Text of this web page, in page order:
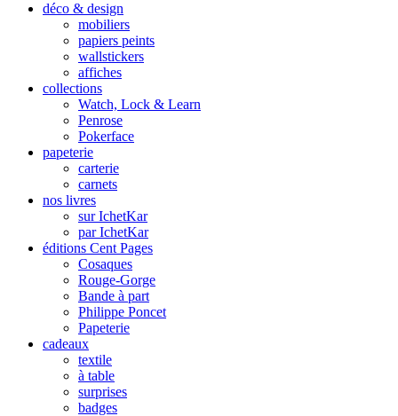
déco & design
mobiliers
papiers peints
wallstickers
affiches
collections
Watch, Lock & Learn
Penrose
Pokerface
papeterie
carterie
carnets
nos livres
sur IchetKar
par IchetKar
éditions Cent Pages
Cosaques
Rouge-Gorge
Bande à part
Philippe Poncet
Papeterie
cadeaux
textile
à table
surprises
badges